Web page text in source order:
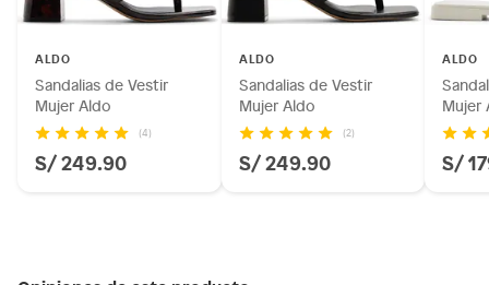
ALDO
Sandalias de Vestir
Mujer Aldo
(4)
S/ 249.90
ALDO
Sandalias de Vestir
Mujer Aldo
(2)
S/ 249.90
ALDO
Mujer
S/